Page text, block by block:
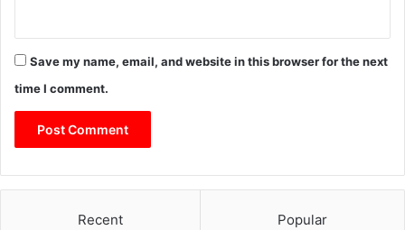
Save my name, email, and website in this browser for the next
time I comment.
Recent Popular